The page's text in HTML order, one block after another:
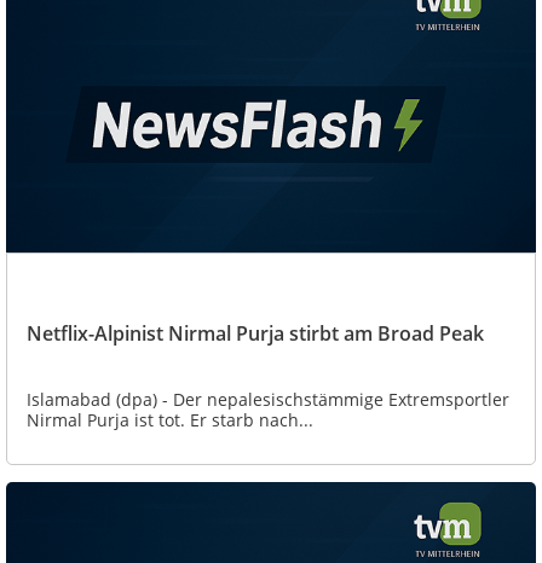
Netflix-Alpinist Nirmal Purja stirbt am Broad Peak
Islamabad (dpa) - Der nepalesischstämmige Extremsportler
Nirmal Purja ist tot. Er starb nach...